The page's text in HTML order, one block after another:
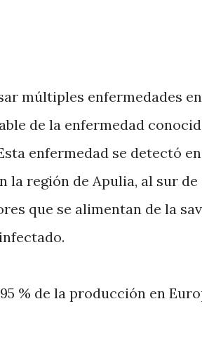
múltiples enfermedades en
de la enfermedad
enfermedad se detectó en
la región de Apulia, al sur de
que se alimentan de la
% de la producción en